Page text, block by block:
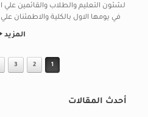
لشئون التعليم والطلاب والقائمين علي
في يومها الاول بالكلية والاطمئنان
المزيد
1
2
3
أحدث المقالات